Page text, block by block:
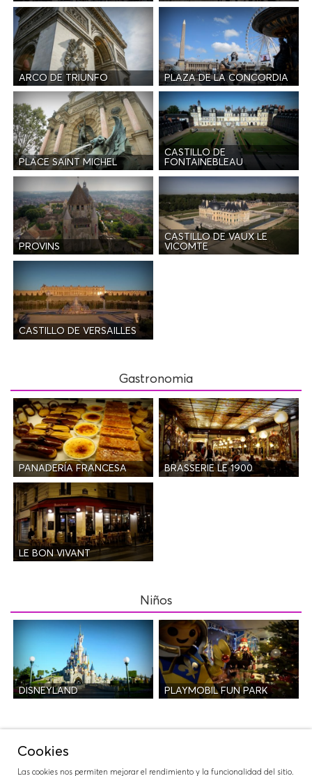
ARCO DE TRIUNFO PLAZA DE LA CONCORDIA
PLACE SAINT MICHEL
CASTILLO DE
FONTAINEBLEAU
PROVINS
CASTILLO DE VAUX LE
VICOMTE
CASTILLO DE VERSAILLES
Gastronomia
PANADERÍA FRANCESA BRASSERIE LE 1900
LE BON VIVANT
Niños
DISNEYLAND PLAYMOBIL FUN PARK
Cookies
Las cookies nos permiten mejorar el rendimiento y la funcionalidad del sitio.